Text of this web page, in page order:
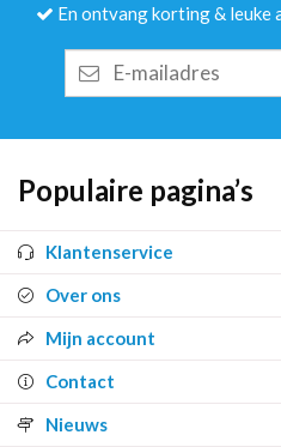
En ontvang korting & leuke
mailadres
Populaire pagina’s
Klantenservice
Over ons
Mijn account
Contact
Nieuws